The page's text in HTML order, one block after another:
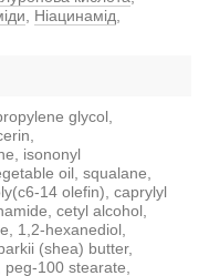
, Ніацинамід,
glycol,
isononyl
oil, squalane,
14 olefin), caprylyl
cetyl alcohol,
1,2-hexanediol,
(shea) butter,
100 stearate,